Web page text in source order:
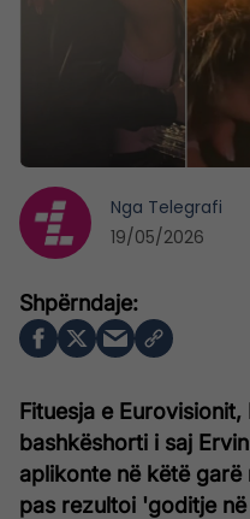
Fituesja e
bashkëshorti i saj
aplikonte në këtë
pas rezultoi 'goditje
Nga Telegrafi
19/05/2026